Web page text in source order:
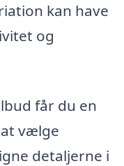
kan have
og
får du en
vælge
detaljerne i